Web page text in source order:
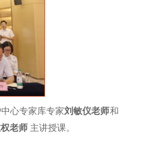
心专家库专家刘敏仪老师和
老师 主讲授课。